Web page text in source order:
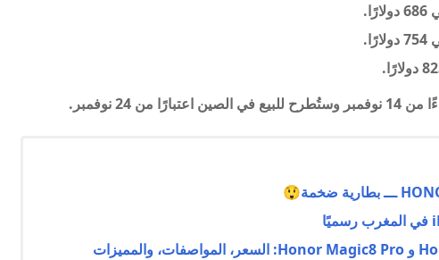
24 نوفمبر.